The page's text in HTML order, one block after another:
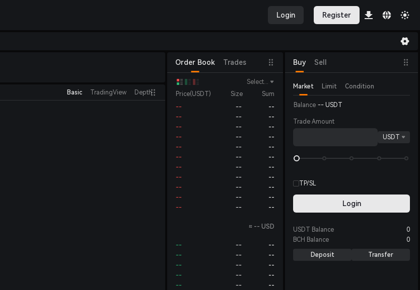
Login Register
Basic TradingView Depth
Order Book Trades
Select...
Price(USDT) Size
Sum
--
--
--
--
--
--
--
--
--
--
--
--
--
--
--
--
--
--
--
--
--
--
--
--
--
--
--
--
--
--
--
-- --
≈ -- USD
-- --
--
--
--
--
--
--
--
--
--
--
--
--
--
Buy Sell
Market Limit Condition
Balance -- USDT
Trade Amount
USDT
TP/SL
Login
USDT Balance
0
BCH Balance 0
Deposit Transfer